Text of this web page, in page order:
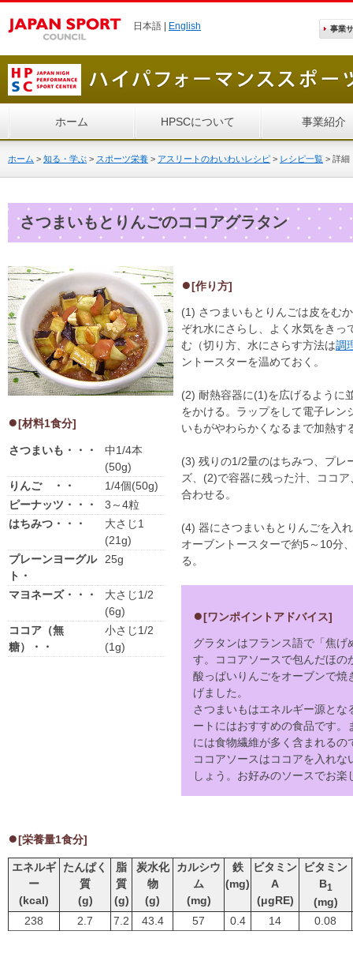
日本語 | English 事業
ホーム HPSCについて 事業紹介
ホーム > 知る・学ぶ > スポーツ栄養 > アスリートのわいわいレシピ > レシピ一覧 > 詳細
さつまいもとりんごのココアグラタン
[材料1食分]
さつまいも・・・
中1/4本
(50g)
りんご ・・
1/4個(50g)
ピーナッツ・・・
3～4粒
はちみつ・・・
大さじ1
(21g)
プレーンヨーグル
ト・
25g
マヨネーズ・・・
大さじ1/2
(6g)
ココア（無
糖）・・
小さじ1/2
(1g)
[作り方]
(1) さつまいもとりんごは皮をむ
ぞれ水にさらし、よく水気をきっ
む（切り方、水にさらす方法は調
ントースターを温めておく。
(2) 耐熱容器に(1)を広げるように
をかける。ラップをして電子レン
いもがやわらかくなるまで加熱す
(3) 残りの1/2量のはちみつ、プレ
ズ、(2)で容器に残った汁、ココ
合わせる。
(4) 器にさつまいもとりんごを入
オーブントースターで約5～10分
る。
[ワンポイントアドバイス]
グラタンはフランス語で「焦げ
す。ココアソースで包んだほの
酸っぱいりんごをオーブンで焼
げました。
さつまいもはエネルギー源と
ートにはおすすめの食品です。
には食物繊維が多く含まれるの
ココアソースはココアを入れ
しょう。お好みのソースでお楽
[栄養量1食分]
エネルギ
ー
(kcal)
たんぱく
質
(g)
脂
質
(g)
炭水化
物
(g)
カルシウ
ム
(mg)
鉄
(mg)
ビタミン
A
(μgRE)
ビタミン
B1
(mg)
238
2.7 7.2 43.4 57 0.4 14 0.08